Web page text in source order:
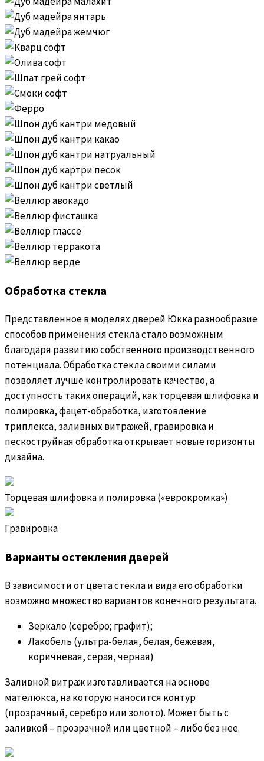
Обработка стекла
Представленное в моделях дверей Юкка разнообразие
способов применения стекла стало возможным
благодаря развитию собственного производственного
потенциала. Обработка стекла своими силами
позволяет лучше контролировать качество, а
доступность таких операций, как торцевая шлифовка и
полировка, фацет-обработка, изготовление
триплекса, заливных витражей, гравировка и
пескоструйная обработка открывает новые горизонты
дизайна.
Торцевая шлифовка и полировка («еврокромка»)
Гравировка
Варианты остекления дверей
В зависимости от цвета стекла и вида его обработки
возможно множество вариантов конечного результата.
Зеркало (серебро; графит);
Лакобель (ультра-белая, белая, бежевая,
коричневая, серая, черная)
Заливной витраж изготавливается на основе
мателюкса, на которую наносится контур
(прозрачный, серебро или золото). Может быть с
заливкой – прозрачной или цветной – либо без нее.